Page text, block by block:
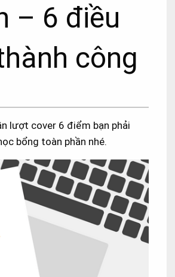
– 6 điều
công
lượt cover 6 điểm bạn phải
bổng toàn phần nhé.